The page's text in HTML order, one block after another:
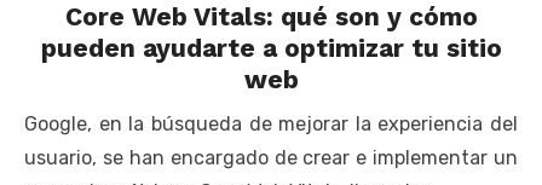
Core Web Vitals: qué son y cómo
pueden ayudarte a optimizar tu sitio
web
Google, en la búsqueda de mejorar la experiencia del
usuario, se han encargado de crear e implementar un